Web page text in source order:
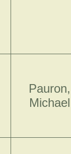
Pauron,
Michael